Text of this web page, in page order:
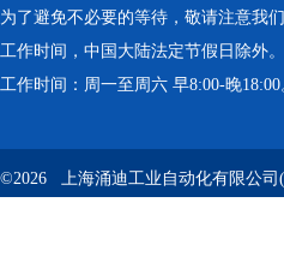
为了避免不必要的等待，敬请注意我
工作时间，中国大陆法定节假日除外。
工作时间：周一至周六 早8:00-晚
©2026 上海涌迪工业自动化有限公司